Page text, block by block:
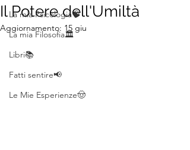
La mia Psicologia🧠
La mia Filosofia🏛️
Libri📚
Fatti sentire📢
Le Mie Esperienze🤠
Il Potere dell'Umiltà
Aggiornamento: 15 giu